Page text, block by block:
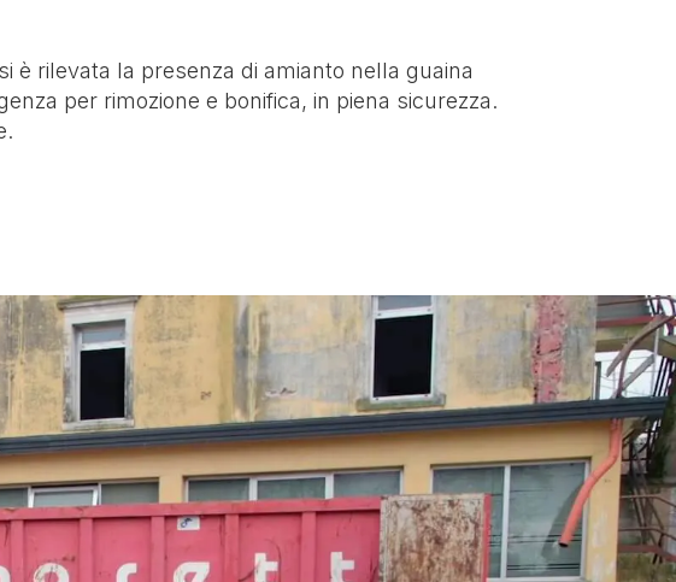
è rilevata la presenza di amianto nella guaina
per rimozione e bonifica, in piena sicurezza.